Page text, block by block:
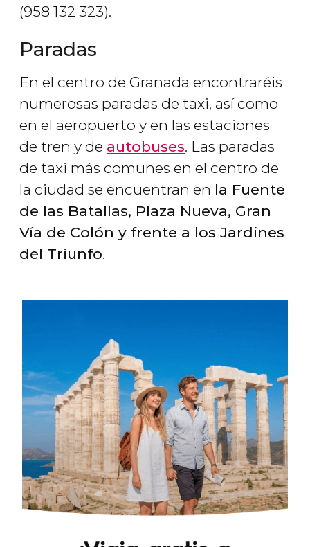
(958 132 323).
Paradas
En el centro de Granada encontraréis
numerosas paradas de taxi, así como
en el aeropuerto y en las estaciones
de tren y de autobuses. Las paradas
de taxi más comunes en el centro de
la ciudad se encuentran en la Fuente
de las Batallas, Plaza Nueva, Gran
Vía de Colón y frente a los Jardines
del Triunfo.